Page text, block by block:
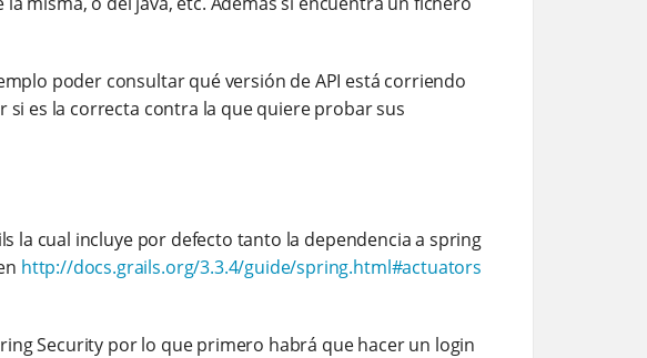
poder consultar qué versión de API está corriendo
es la correcta contra la que quiere probar sus
la cual incluye por defecto tanto la dependencia a spring
http://docs.grails.org/3.3.4/guide/spring.html#actuators
Security por lo que primero habrá que hacer un login